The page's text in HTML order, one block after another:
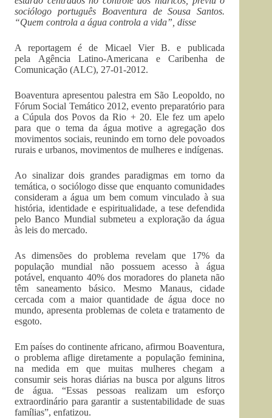
sociólogo português Boaventura de Sousa Santos.
“Quem controla a água controla a vida”, disse
A reportagem é de Micael Vier B. e publicada
pela Agência Latino-Americana e Caribenha de
Comunicação (ALC), 27-01-2012.
Boaventura apresentou palestra em São Leopoldo, no
Fórum Social Temático 2012, evento preparatório para
a Cúpula dos Povos da Rio + 20. Ele fez um apelo
para que o tema da água motive a agregação dos
movimentos sociais, reunindo em torno dele povoados
rurais e urbanos, movimentos de mulheres e indígenas.
Ao sinalizar dois grandes paradigmas em torno da
temática, o sociólogo disse que enquanto comunidades
consideram a água um bem comum vinculado à sua
história, identidade e espiritualidade, a tese defendida
pelo Banco Mundial submeteu a exploração da água
às leis do mercado.
As dimensões do problema revelam que 17% da
população mundial não possuem acesso à água
potável, enquanto 40% dos moradores do planeta não
têm saneamento básico. Mesmo Manaus, cidade
cercada com a maior quantidade de água doce no
mundo, apresenta problemas de coleta e tratamento de
esgoto.
Em países do continente africano, afirmou Boaventura,
o problema aflige diretamente a população feminina,
na medida em que muitas mulheres chegam a
consumir seis horas diárias na busca por alguns litros
de água. “Essas pessoas realizam um esforço
extraordinário para garantir a sustentabilidade de suas
famílias”, enfatizou.